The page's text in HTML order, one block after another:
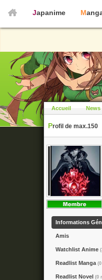
Japanime
Accueil News
Profil de max.150
Informations
Amis
Watchlist Anime
Readlist Manga
Readlist Novel (0